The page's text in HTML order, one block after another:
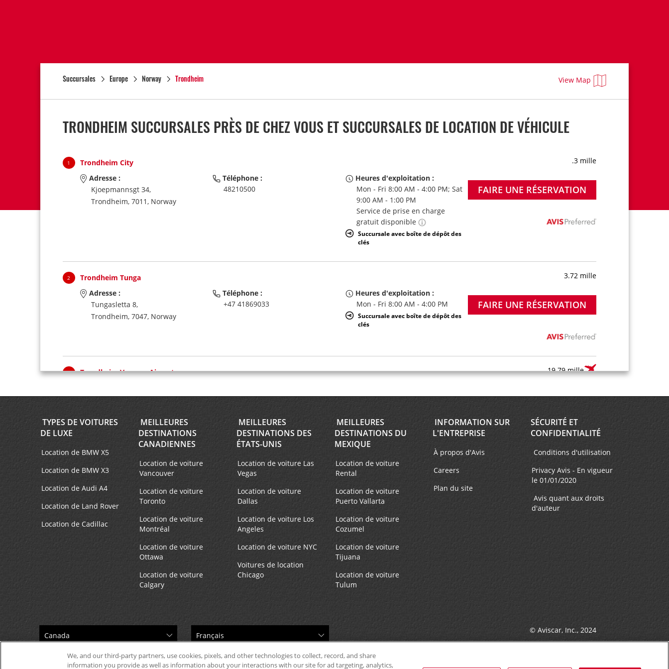
Succursales Europe Norway Trondheim View Map
TRONDHEIM SUCCURSALES PRÈS DE CHEZ VOUS ET SUCCURSALES DE LOCATION DE VÉHICULE
1 Trondheim City
.3 mille
Adresse :
Kjoepmannsgt 34,
Trondheim, 7011, Norway
Téléphone :
48210500
Heures d'exploitation :
Mon - Fri 8:00 AM - 4:00 PM; Sat
9:00 AM - 1:00 PM
Service de prise en charge
gratuit disponible
Succursale avec boîte de dépôt des
clés
FAIRE UNE RÉSERVATION
2 Trondheim Tunga
3.72 mille
Adresse :
Tungasletta 8,
Trondheim, 7047, Norway
Téléphone :
+47 41869033
Heures d'exploitation :
Mon - Fri 8:00 AM - 4:00 PM
Succursale avec boîte de dépôt des
clés
FAIRE UNE RÉSERVATION
3 Trondheim Vaernes Airport
19.79 mille
Trondheim Lufthavn Vaernes,
Norway
(47) 482 10 500
Sun 10:00 AM - 11:00 PM; Mon -
AM - 5:00 PM
Service de prise en charge
gratuit disponible
Si vous arrivez, faites la navette
vers le comptoir de location et
Succursale avec boîte de dépôt des
clés
FAIRE UNE RÉSERVATION
TYPES DE VOITURES
DE LUXE
Location de BMW X5
Location de BMW X3
Location de Audi A4
Location de Land Rover
Location de Cadillac
MEILLEURES
DESTINATIONS
CANADIENNES
Location de voiture
Vancouver
Location de voiture
Toronto
Location de voiture
Montréal
Location de voiture
Ottawa
Location de voiture
Calgary
MEILLEURES
DESTINATIONS DES
ÉTATS-UNIS
Location de voiture Las
Vegas
Location de voiture
Dallas
Location de voiture Los
Angeles
Location de voiture NYC
Voitures de location
Chicago
MEILLEURES
DESTINATIONS DU
MEXIQUE
Location de voiture
Rental
Location de voiture
Puerto Vallarta
Location de voiture
Cozumel
Location de voiture
Tijuana
Location de voiture
Tulum
INFORMATION SUR
L'ENTREPRISE
À propos d'Avis
Careers
Plan du site
SÉCURITÉ ET
CONFIDENTIALITÉ
Conditions d'utilisation
Privacy Avis - En vigueur
le 01/01/2020
Avis quant aux droits
d'auteur
© Aviscar, Inc., 2024
We, and our third-party partners, use cookies, pixels, and other technologies to collect, record, and share
information you provide as well as information about your interactions with our site for ad targeting, analytics,